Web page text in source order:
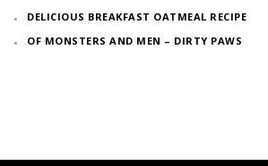
DELICIOUS BREAKFAST OATMEAL RECIPE
OF MONSTERS AND MEN – DIRTY PAWS